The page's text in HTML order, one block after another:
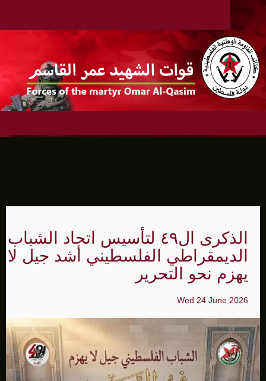
الذكرى ال٤٩ لتأسيس اتحاد الشباب
الديمقراطي الفلسطيني أشد جيل لا
يهزم نحو التحرير
Wed 24 June 2026